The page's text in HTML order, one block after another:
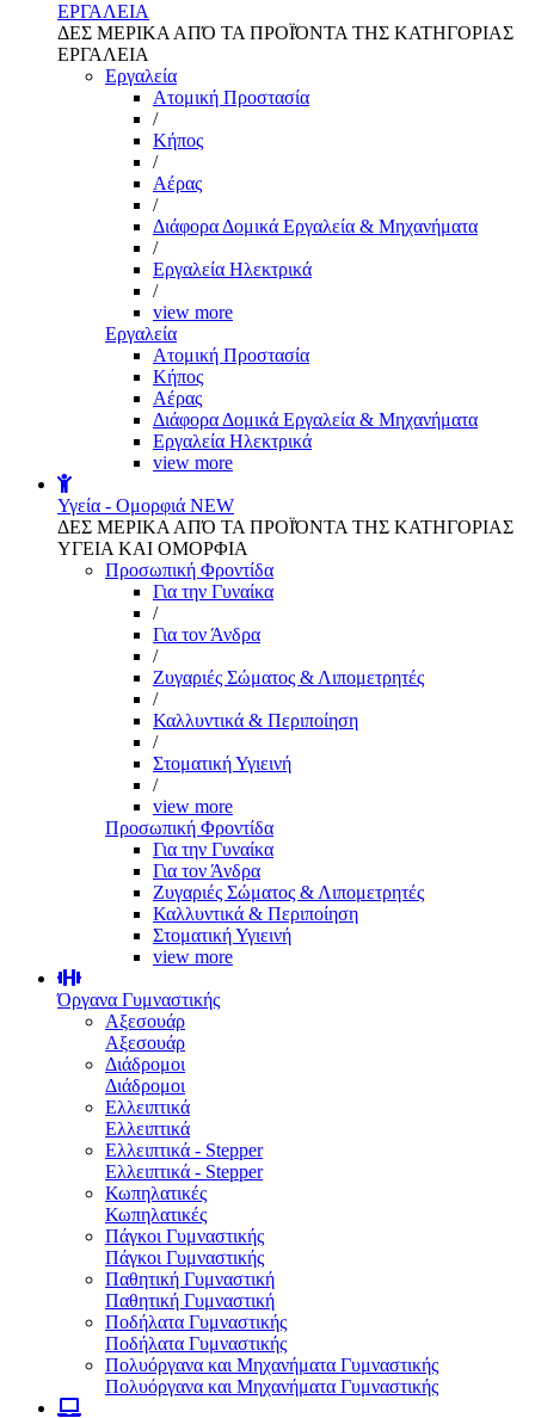
ΕΡΓΑΛΕΙΑ
ΔΕΣ ΜΕΡΙΚΑ ΑΠΌ ΤΑ ΠΡΟΪΌΝΤΑ ΤΗΣ ΚΑΤΗΓΟΡΙΑΣ
ΕΡΓΑΛΕΙΑ
Εργαλεία
Aτομική Προστασία
/
Kήπος
/
Αέρας
/
Διάφορα Δομικά Εργαλεία & Μηχανήματα
/
Εργαλεία Ηλεκτρικά
/
view more
Εργαλεία
Aτομική Προστασία
Kήπος
Αέρας
Διάφορα Δομικά Εργαλεία & Μηχανήματα
Εργαλεία Ηλεκτρικά
view more
Υγεία - Ομορφιά NEW
ΔΕΣ ΜΕΡΙΚΑ ΑΠΌ ΤΑ ΠΡΟΪΌΝΤΑ ΤΗΣ ΚΑΤΗΓΟΡΙΑΣ
ΥΓΕΙΑ ΚΑΙ ΟΜΟΡΦΙΑ
Προσωπική Φροντίδα
Για την Γυναίκα
/
Για τον Άνδρα
/
Ζυγαριές Σώματος & Λιπομετρητές
/
Καλλυντικά & Περιποίηση
/
Στοματική Υγιεινή
/
view more
Προσωπική Φροντίδα
Για την Γυναίκα
Για τον Άνδρα
Ζυγαριές Σώματος & Λιπομετρητές
Καλλυντικά & Περιποίηση
Στοματική Υγιεινή
view more
Όργανα Γυμναστικής
Αξεσουάρ
Αξεσουάρ
Διάδρομοι
Διάδρομοι
Ελλειπτικά
Ελλειπτικά
Ελλειπτικά - Stepper
Ελλειπτικά - Stepper
Κωπηλατικές
Κωπηλατικές
Πάγκοι Γυμναστικής
Πάγκοι Γυμναστικής
Παθητική Γυμναστική
Παθητική Γυμναστική
Ποδήλατα Γυμναστικής
Ποδήλατα Γυμναστικής
Πολυόργανα και Μηχανήματα Γυμναστικής
Πολυόργανα και Μηχανήματα Γυμναστικής